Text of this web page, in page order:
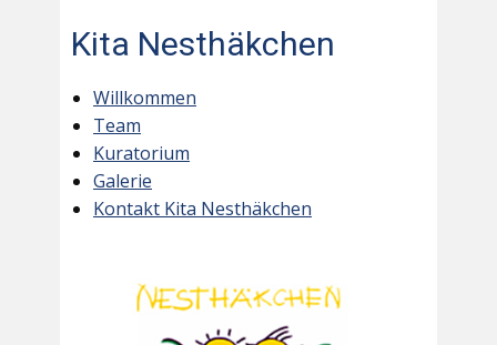
Kita Nesthäkchen
Willkommen
Team
Kuratorium
Galerie
Kontakt Kita Nesthäkchen